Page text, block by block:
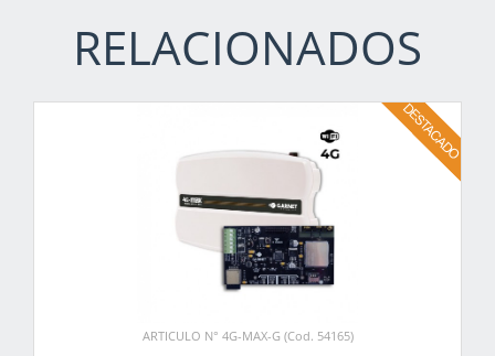
RELACIONADOS
ARTICULO N° 4G-MAX-G (Cod. 54165)